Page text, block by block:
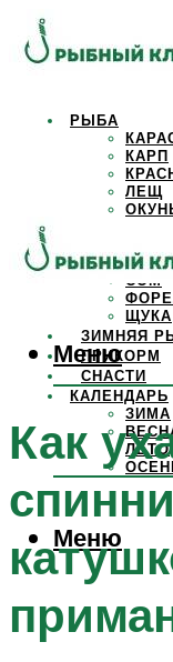
РЫБА
КАРП
ЛЕЩ
СОМ
ЩУКА
ЗИМНЯЯ
ПРИКОРМ
СНАСТИ
КАЛЕНДАРЬ
ЗИМА
ЛЕТО
Меню
Меню
Как